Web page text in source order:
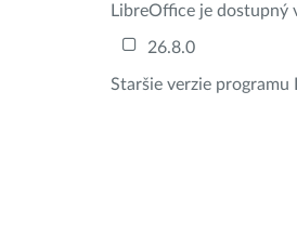
LibreOffice je dostupný
26.8.0
Staršie verzie